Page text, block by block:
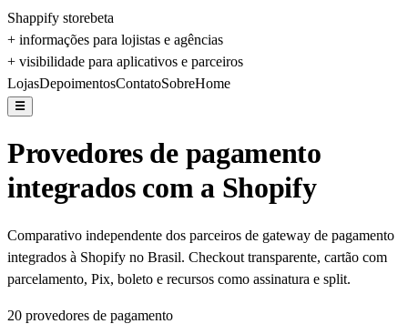
Shappify storebeta
+ informações para lojistas e agências
+ visibilidade para aplicativos e parceiros
LojasDepoimentosContatoSobreHome
☰
Provedores de pagamento
integrados com a Shopify
Comparativo independente dos parceiros de gateway de pagamento
integrados à Shopify no Brasil. Checkout transparente, cartão com
parcelamento, Pix, boleto e recursos como assinatura e split.
20 provedores de pagamento